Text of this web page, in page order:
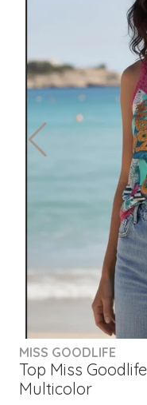
MISS GOODLIFE
Top Miss
Multicolor